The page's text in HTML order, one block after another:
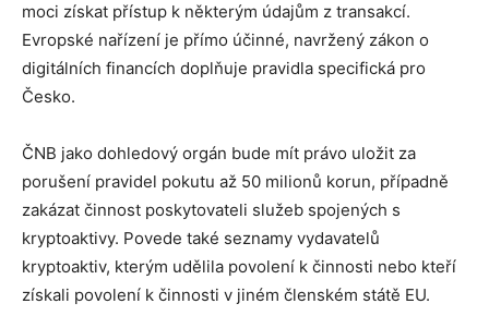
moci získat přístup k některým údajům z transakcí.
Evropské nařízení je přímo účinné, navržený zákon o
digitálních financích doplňuje pravidla specifická pro
Česko.
ČNB jako dohledový orgán bude mít právo uložit za
porušení pravidel pokutu až 50 milionů korun, případně
zakázat činnost poskytovateli služeb spojených s
kryptoaktivy. Povede také seznamy vydavatelů
kryptoaktiv, kterým udělila povolení k činnosti nebo kteří
získali povolení k činnosti v jiném členském státě EU.